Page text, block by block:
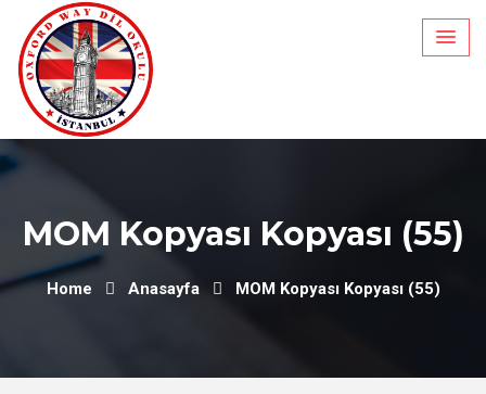
content
MOM Kopyası Kopyası (55)
Home Anasayfa MOM Kopyası Kopyası (55)